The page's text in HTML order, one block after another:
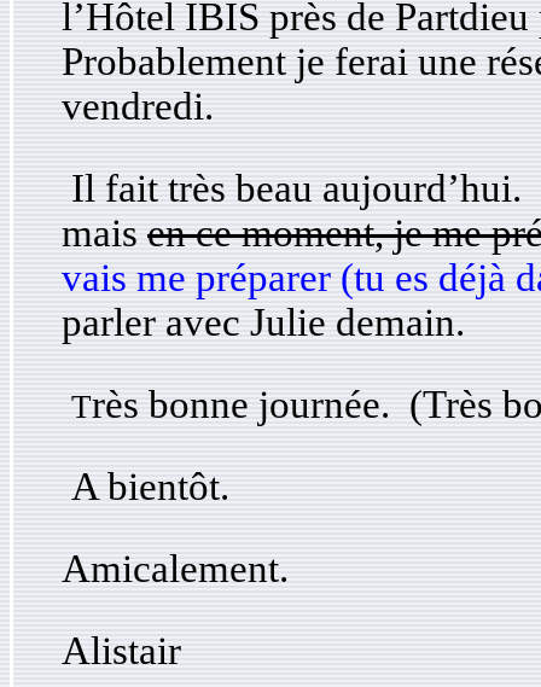
l’Hôtel IBIS près de
Probablement je ferai une
vendredi.
Il fait très beau
mais en ce moment, je me
vais me préparer (tu es déjà
parler avec Julie demain.
Très bonne journée. (Très
A bientôt.
Amicalement.
Alistair